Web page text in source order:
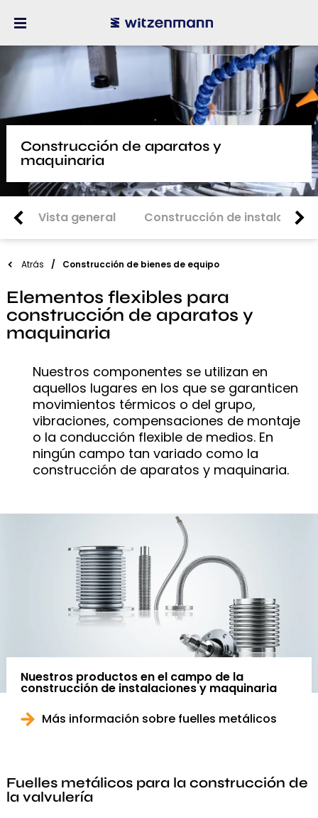
Construcción de aparatos y
maquinaria
Vista general Construcción de
Atrás Construcción de bienes de equipo
Elementos flexibles para
construcción de aparatos y
maquinaria
Nuestros componentes se utilizan en
aquellos lugares en los que se garanticen
movimientos térmicos o del grupo,
vibraciones, compensaciones de montaje
o la conducción flexible de medios. En
ningún campo tan variado como la
construcción de aparatos y maquinaria.
Nuestros productos en el campo de la
construcción de instalaciones y maquinaria
Más información sobre fuelles metálicos
Fuelles metálicos para la construcción de
la valvulería